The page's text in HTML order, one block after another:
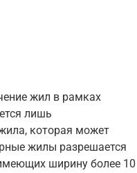
жил в рамках
лишь
которая может
жилы разрешается
ширину более 10